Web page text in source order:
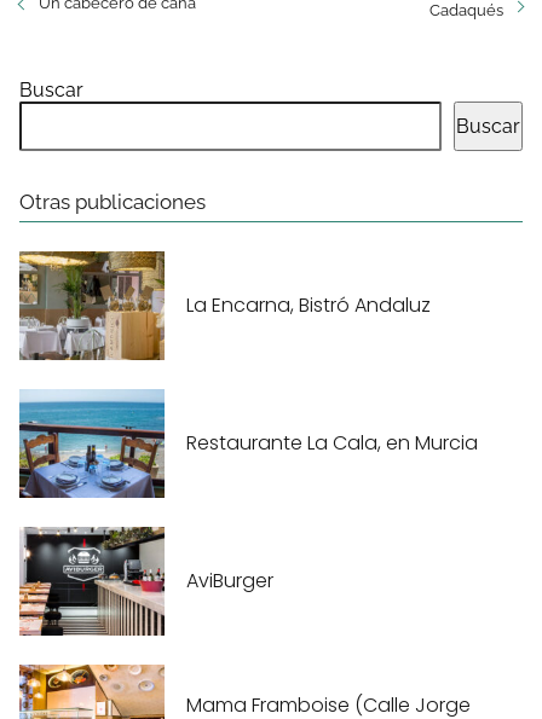
Cadaqués
Buscar
Buscar
Otras publicaciones
La Encarna, Bistró Andaluz
Restaurante La Cala, en Murcia
AviBurger
Mama Framboise (Calle Jorge